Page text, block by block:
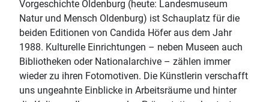
Vorgeschichte Oldenburg (heute: Landesmuseum
Natur und Mensch Oldenburg) ist Schauplatz für die
beiden Editionen von Candida Höfer aus dem Jahr
1988. Kulturelle Einrichtungen – neben Museen auch
Bibliotheken oder Nationalarchive – zählen immer
wieder zu ihren Fotomotiven. Die Künstlerin verschafft
uns ungeahnte Einblicke in Arbeitsräume und hinter